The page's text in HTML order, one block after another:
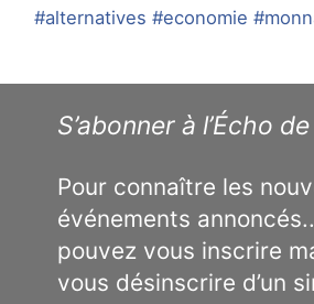
#alternatives #economie
S’abonner à l’Écho
Pour connaître les
événements
pouvez vous inscrire
vous désinscrire d’un